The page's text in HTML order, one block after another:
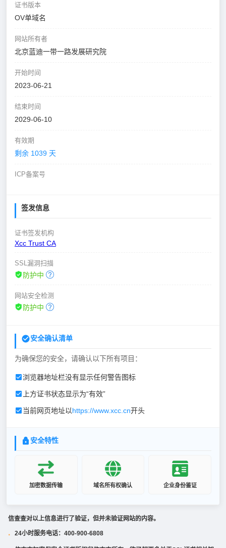
证书版本
OV单域名
网站所有者
北京蓝迪一带一路发展研究院
开始时间
2023-06-21
结束时间
2029-06-10
有效期
剩余 1039 天
ICP备案号
签发信息
证书签发机构
Xcc Trust CA
SSL漏洞扫描
防护中
网站安全检测
防护中
安全确认清单
为确保您的安全，请确认以下所有项目：
浏览器地址栏没有显示任何警告图标
上方证书状态显示为“有效”
当前网页地址以https://www.xcc.cn开头
安全特性
加密数据传输 域名所有权确认 企业身份鉴证
信查查对以上信息进行了验证，但并未验证网站的内容。
· 24小时服务电话：400-900-6808